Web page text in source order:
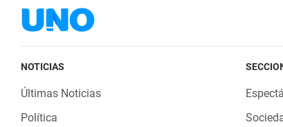
NOTICIAS
Últimas Noticias
Política